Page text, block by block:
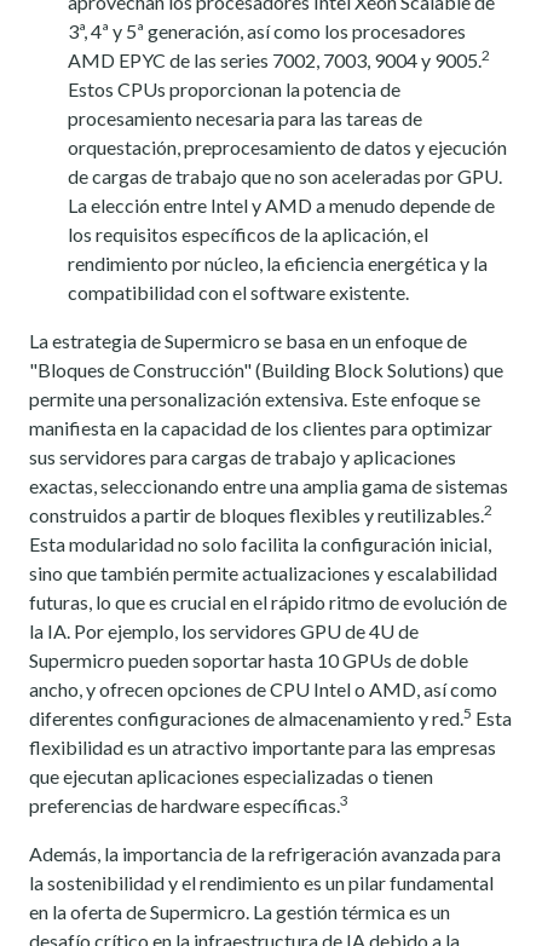
3ª, 4ª y 5ª generación, así como los procesadores
AMD EPYC de las series 7002, 7003, 9004 y 9005.2
Estos CPUs proporcionan la potencia de
procesamiento necesaria para las tareas de
orquestación, preprocesamiento de datos y ejecución
de cargas de trabajo que no son aceleradas por GPU.
La elección entre Intel y AMD a menudo depende de
los requisitos específicos de la aplicación, el
rendimiento por núcleo, la eficiencia energética y la
compatibilidad con el software existente.
La estrategia de Supermicro se basa en un enfoque de
"Bloques de Construcción" (Building Block Solutions) que
permite una personalización extensiva. Este enfoque se
manifiesta en la capacidad de los clientes para optimizar
sus servidores para cargas de trabajo y aplicaciones
exactas, seleccionando entre una amplia gama de sistemas
construidos a partir de bloques flexibles y reutilizables.2
Esta modularidad no solo facilita la configuración inicial,
sino que también permite actualizaciones y escalabilidad
futuras, lo que es crucial en el rápido ritmo de evolución de
la IA. Por ejemplo, los servidores GPU de 4U de
Supermicro pueden soportar hasta 10 GPUs de doble
ancho, y ofrecen opciones de CPU Intel o AMD, así como
diferentes configuraciones de almacenamiento y red.5 Esta
flexibilidad es un atractivo importante para las empresas
que ejecutan aplicaciones especializadas o tienen
preferencias de hardware específicas.3
Además, la importancia de la refrigeración avanzada para
la sostenibilidad y el rendimiento es un pilar fundamental
en la oferta de Supermicro. La gestión térmica es un
desafío crítico en la infraestructura de IA debido a la